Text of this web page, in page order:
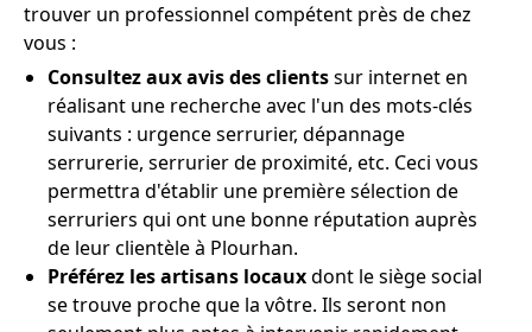
trouver un professionnel compétent près de chez
vous :
Consultez aux avis des clientssur internet en
réalisant une recherche avec l'un des mots-clés
suivants : urgence serrurier, dépannage
serrurerie, serrurier de proximité, etc. Ceci vous
permettra d'établir une première sélection de
serruriers qui ont une bonne réputation auprès
de leur clientèle à Plourhan.
Préférez les artisans locauxdont le siège social
se trouve proche que la vôtre. Ils seront non